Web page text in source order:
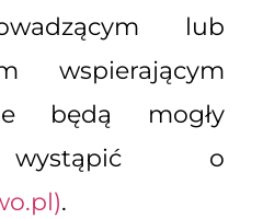
lub
wspierającym
będą mogły
wystąpić o
.